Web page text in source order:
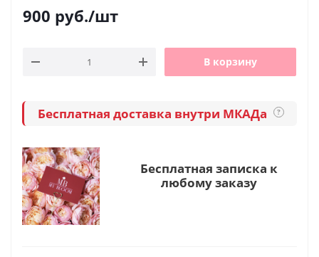
900 руб./шт
В корзину
Бесплатная доставка внутри МКАДа ?
Бесплатная записка к
любому заказу